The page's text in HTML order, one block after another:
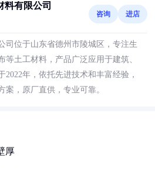
料有限公司
咨询 进店
司位于山东省德州市陵城区，专注生
等土工材料，产品广泛应用于建筑、
2022年，依托先进技术和丰富经验，
案，原厂直供，专业可靠。
厚